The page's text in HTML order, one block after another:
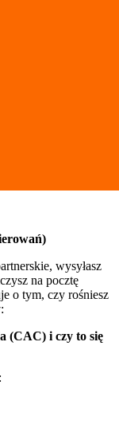
wysyłasz
na pocztę
o tym, czy rośniesz
(CAC) i czy to się